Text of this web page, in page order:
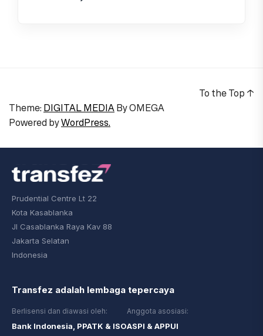
Theme: DIGITAL MEDIAByOMEGA
Powered byWordPress.
To the Top ↑
Prudential Centre Lt 22
Kota Kasablanka
Jl Casablanka Raya Kav 88
Jakarta Selatan
Indonesia
Transfez adalah lembaga tepercaya
Berlisensi dan diawasi oleh:
Bank Indonesia, PPATK & ISO
Anggota asosiasi:
ASPI & APPUI